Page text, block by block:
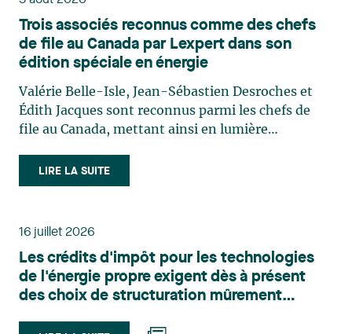
Trois associés reconnus comme des chefs
de file au Canada par Lexpert dans son
édition spéciale en énergie
Valérie Belle-Isle, Jean-Sébastien Desroches et
Édith Jacques sont reconnus parmi les chefs de
file au Canada, mettant ainsi en lumière
le domaine du droit des technologies. Valérie
Belle-Isle est associée au sein du groupe de droit
principalement sur le droit de l’environnement,
du territoire. Elle conseille et représente une
clientèle publique et privée dans le cadre d’enjeux
touchant notamment les obligations
LIRE LA SUITE
16 juillet 2026
Les crédits d'impôt pour les technologies
de l'énergie propre exigent dès à présent
des choix de structuration mûrement